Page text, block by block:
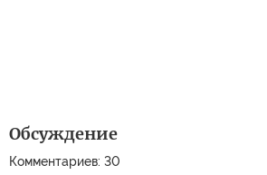
Обсуждение
Комментариев: 30